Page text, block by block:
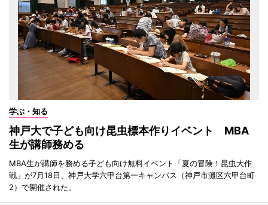
学ぶ・知る
神戸大で子ども向け昆虫標本作りイベント MBA
生が講師務める
MBA生が講師を務める子ども向け無料イベント「夏の冒険！昆虫大作
戦」が7月18日、神戸大学六甲台第一キャンパス（神戸市灘区六甲台町
2）で開催された。